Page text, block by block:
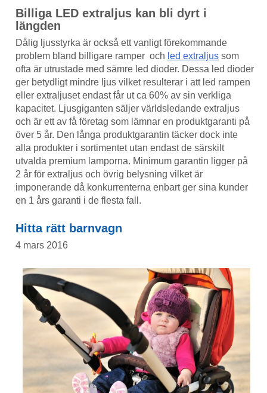
Billiga LED extraljus kan bli dyrt i
längden
Dålig ljusstyrka är också ett vanligt förekommande
problem bland billigare ramper och led extraljus som
ofta är utrustade med sämre led dioder. Dessa led dioder
ger betydligt mindre ljus vilket resulterar i att led rampen
eller extraljuset endast får ut ca 60% av sin verkliga
kapacitet. Ljusgiganten säljer världsledande extraljus
och är ett av få företag som lämnar en produktgaranti på
över 5 år. Den långa produktgarantin täcker dock inte
alla produkter i sortimentet utan endast de särskilt
utvalda premium lamporna. Minimum garantin ligger på
2 år för extraljus och övrig belysning vilket är
imponerande då konkurrenterna enbart ger sina kunder
en 1 års garanti i de flesta fall.
Hitta rätt barnvagn
4 mars 2016